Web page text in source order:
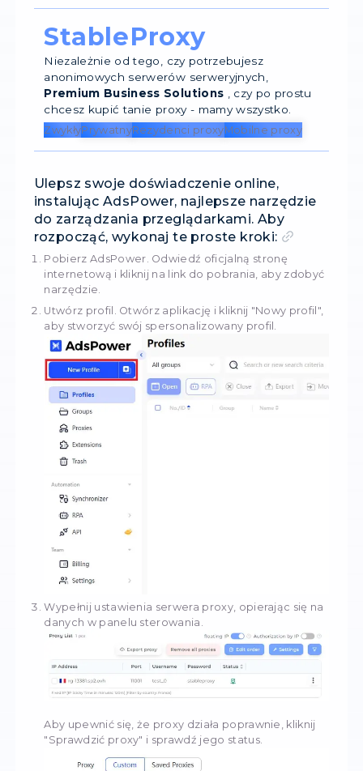
Ochrona fingerprintingu w przeglądarce:
przed technologiami rozpoznawania
palców w przeglądarkach.
ustawianie unikalnych odcisków palców
dla każdego konta, zapewniając większą
bezpieczeństwo.
Integracja z serwerem proxy: Weź swój
doświadczenie online pod swoją kontrolę,
efektywnym przeglądaniem stron
przy jednoczesnym zachowaniu
Odkryj niezliczone korzyści z AdsPower
zrewolucjonizuj swoje przeglądanie stron
internetowych. Odwiedź ich oficjalną stronę,
dowiedzieć się więcej i odkryć nowy poziom
doskonałości przeglądania strony
tutaj, aby rozpocząć.
StableProxy
Niezależnie od tego, czy potrzebujesz
anonimowych serwerów serweryjnych,
Premium Business Solutions
chcesz kupić tanie proxy - mamy
Zwykły Prywatny
instalując AdsPower, najlepsze
do zarządzania przeglądarkami. Aby
rozpocząć, wykonaj te proste kroki:
Pobierz AdsPower
. Odwiedź oficjalną stronę
narzędzie.
Utwórz profil. Otwórz aplikację i kliknij "Nowy